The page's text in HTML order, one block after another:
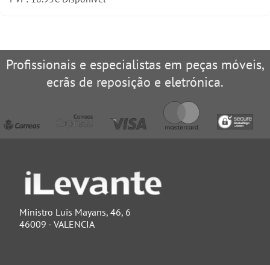
Profissionais e especialistas em peças móveis,
ecrãs de reposição e eletrónica.
Ministro Luis Mayans, 46, 6
46009 - VALENCIA